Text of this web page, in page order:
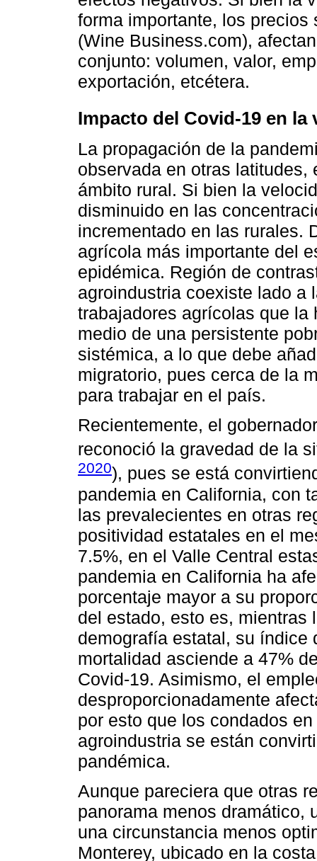
forma importante, los
(Wine Business.com),
conjunto: volumen, valor,
exportación, etcétera.
Impacto del Covid-19 en
La propagación de la
observada en otras
ámbito rural. Si bien la
disminuido en las
incrementado en las rurales.
agrícola más importante del
epidémica. Región de
agroindustria coexiste lado a
trabajadores agrícolas que
medio de una persistente
sistémica, a lo que debe
migratorio, pues cerca de la
para trabajar en el país.
Recientemente, el
reconoció la gravedad de la
2020), pues se está
pandemia en California, con
las prevalecientes en otras
positividad estatales en el
7.5%, en el Valle Central
pandemia en California ha
porcentaje mayor a su
del estado, esto es, mientras
demografía estatal, su índice
mortalidad asciende a 47%
Covid-19. Asimismo, el
desproporcionadamente
por esto que los condados
agroindustria se están
pandémica.
Aunque pareciera que otras
panorama menos dramático,
una circunstancia menos
Monterey, ubicado en la